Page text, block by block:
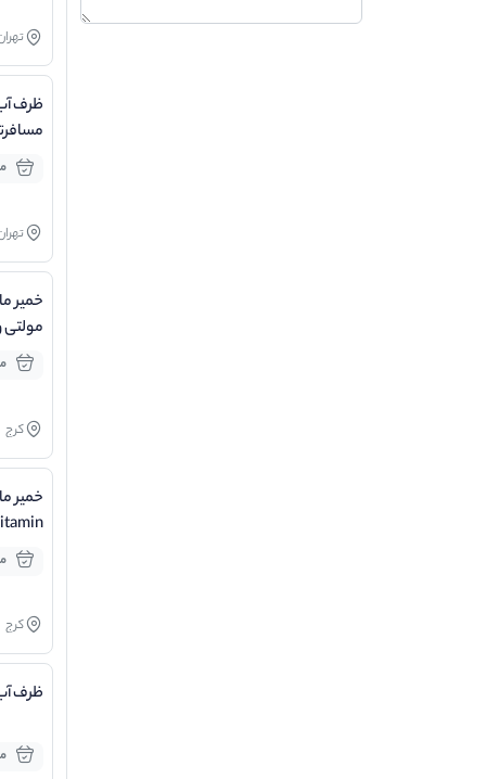
ظرف
خمیر
مولتی
100گرم بسته 2 عددی
کرج
خمیر
گرم
کرج
ظرف